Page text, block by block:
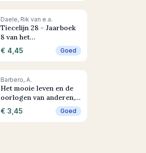
kindergeneeskunde in
Nederland 1 de periode
tot 1700
+ In winkelwagen
Daele, Rik van e.a.
Tiecelijn 28 - Jaarboek
8 van het
Reynaertgenootschap
€ 4,45 Goed
+ In winkelwagen
Barbero, A.
Het mooie leven en de
oorlogen van anderen,
of De avonturen van Mr.
Pyle, gentleman en spion
€ 3,45 Goed